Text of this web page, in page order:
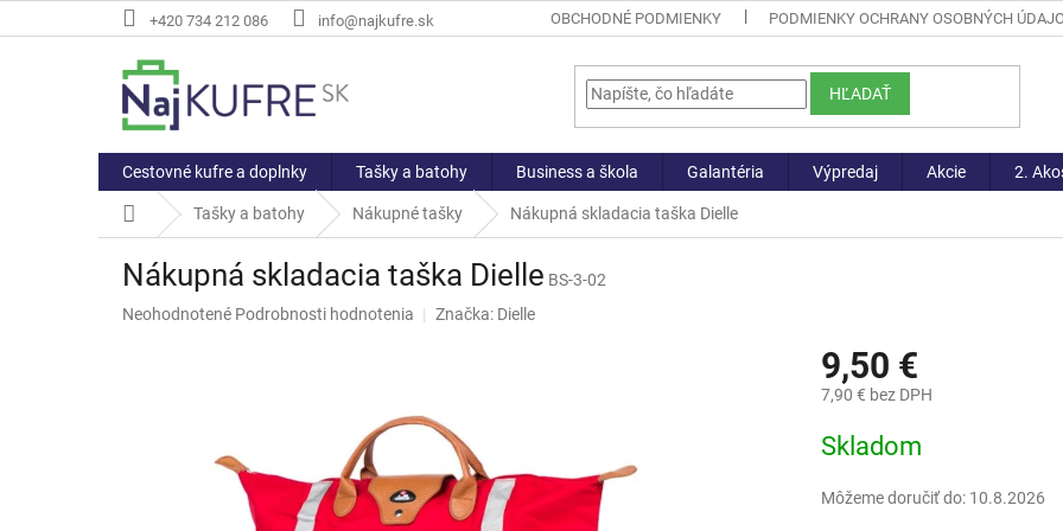
na
+420 734 212 086 info@najkufre.sk OBCHODNÉ PODMIENKY PODMIENKY OCHRANY OSOBNÝCH
HĽADAŤ
Cestovné kufre a doplnky Tašky a batohy Business a škola Galantéria Výpredaj Akcie 2.
DomovTašky a batohy Nákupné tašky Nákupná skladacia taška Dielle
Nákupná skladacia taška Dielle BS-3-02
Priemerné
Neohodnotené Podrobnosti hodnotenia Značka: Dielle
9,50 €
7,90 € bez DPH
cena:
Skladom
Môžeme doručiť do: 10.8.2026